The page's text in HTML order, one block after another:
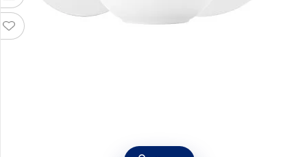
Обеденный набор на 4 персоны "Кашемир"